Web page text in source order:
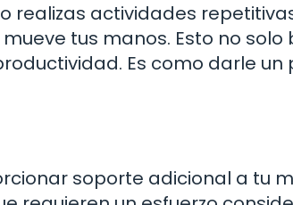
realizas actividades
tus manos. Esto no
Es como darle un
soporte adicional a tu